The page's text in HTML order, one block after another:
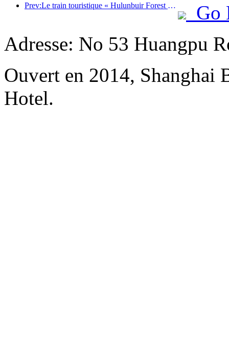
Prev:Le train touristique « Hulunbuir Forest Rendezvous - Daxinganling Express - Starlight Train - Tianyi Journey » effectue son voyage inaugural.
Go
Adresse: No 53 Huangpu
Ouvert en 2014, Shanghai
Hotel.